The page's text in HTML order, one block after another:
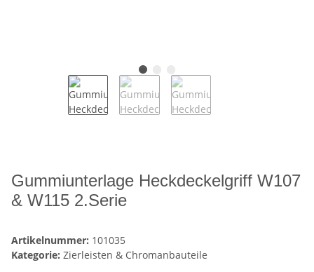
Gummiunterlage Heckdeckelgriff W107
& W115 2.Serie
Artikelnummer: 101035
Kategorie: Zierleisten & Chromanbauteile